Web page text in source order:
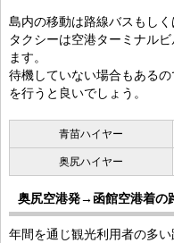
島内の移動は路線バスもしく
タクシーは空港ターミナル
ます。
待機していない場合もある
を行うと良いでしょう。
青苗ハイヤー
奥尻ハイヤー
奥尻空港発→函館空港着の
年間を通じ観光利用者の多